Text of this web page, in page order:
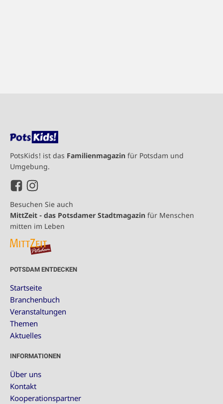
PotsKids! ist das Familienmagazin für Potsdam und
Umgebung.
Besuchen Sie auch
MittZeit - das Potsdamer Stadtmagazin für Menschen
mitten im Leben
POTSDAM ENTDECKEN
Startseite
Branchenbuch
Veranstaltungen
Themen
Aktuelles
INFORMATIONEN
Über uns
Kontakt
Kooperationspartner